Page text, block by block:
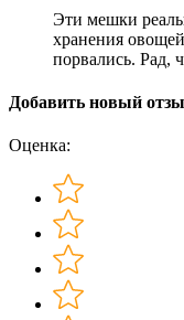
Эти мешки
хранения
порвались. Рад,
Добавить новый
Оценка: